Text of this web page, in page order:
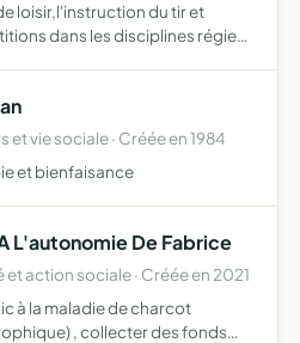
loisir,l'instruction du tir et
dans les disciplines régies
et vie sociale · Créée en 1984
et bienfaisance
L'autonomie De Fabrice
et action sociale · Créée en 2021
à la maladie de charcot
, collecter des fonds